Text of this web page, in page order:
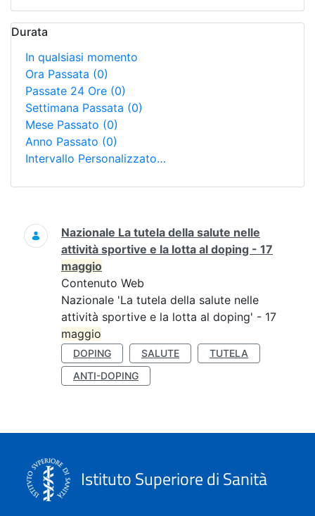
Durata
In qualsiasi momento
Ora Passata (0)
Passate 24 Ore (0)
Settimana Passata (0)
Mese Passato (0)
Anno Passato (0)
Intervallo Personalizzato…
Ricerca
Nazionale La tutela della salute nelle
attività sportive e la lotta al doping - 17
maggio
Contenuto Web
Nazionale 'La tutela della salute nelle
attività sportive e la lotta al doping' - 17
maggio
DOPING SALUTE
TUTELA
ANTI-DOPING
Istituto Superiore di Sanità